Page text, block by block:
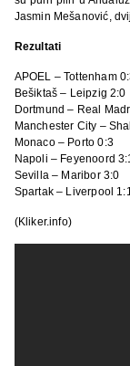
Jasmin Mešanović,
Rezultati
APOEL – Tottenham
Bešiktaš – Leipzig 2:0
Dortmund – Real
Manchester City –
Monaco – Porto 0:3
Napoli – Feyenoord 3:1
Sevilla – Maribor 3:0
Spartak – Liverpool 1:1
(Kliker.info)